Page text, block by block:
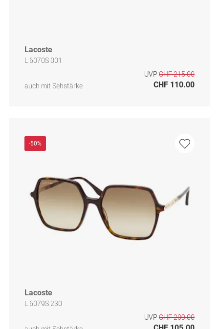
Lacoste
L 6070S 001
auch mit Sehstärke
UVP CHF 215.00
CHF 110.00
-50%
Lacoste
L 6079S 230
UVP CHF 209.00